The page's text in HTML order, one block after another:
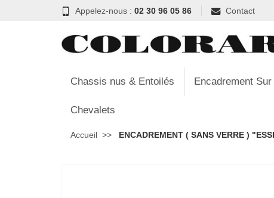
Appelez-nous : 02 30 96 05 86 Contact
Chassis nus & Entoilés Encadrement
Chevalets
Accueil ENCADREMENT ( SANS VERRE )